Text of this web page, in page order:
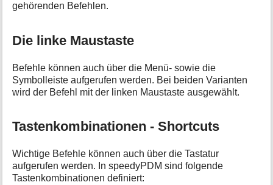
gehörenden Befehlen.
Die linke Maustaste
Befehle können auch über die Menü- sowie die
Symbolleiste aufgerufen werden. Bei beiden Varianten
wird der Befehl mit der linken Maustaste ausgewählt.
Tastenkombinationen - Shortcuts
Wichtige Befehle können auch über die Tastatur
aufgerufen werden. In speedyPDM sind folgende
Tastenkombinationen definiert: